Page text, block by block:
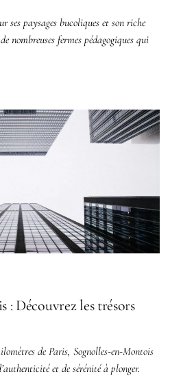
ses paysages bucoliques et son riche
nombreuses fermes pédagogiques qui
: Découvrez les trésors
de Paris, Sognolles-en-Montois
et de sérénité à plonger.